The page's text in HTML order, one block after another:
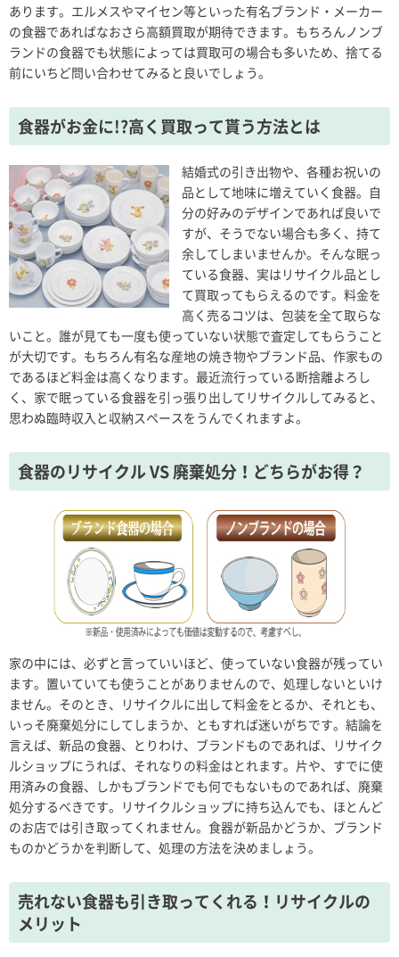
あります。エルメスやマイセン等といった有名ブランド・メーカー
の食器であればなおさら高額買取が期待できます。もちろんノンブ
ランドの食器でも状態によっては買取可の場合も多いため、捨てる
前にいちど問い合わせてみると良いでしょう。
食器がお金に!?高く買取って貰う方法とは
結婚式の引き出物や、各種お祝いの
品として地味に増えていく食器。自
分の好みのデザインであれば良いで
すが、そうでない場合も多く、持て
余してしまいませんか。そんな眠っ
ている食器、実はリサイクル品とし
て買取ってもらえるのです。料金を
高く売るコツは、包装を全て取らな
いこと。誰が見ても一度も使っていない状態で査定してもらうこと
が大切です。もちろん有名な産地の焼き物やブランド品、作家もの
であるほど料金は高くなります。最近流行っている断捨離よろし
く、家で眠っている食器を引っ張り出してリサイクルしてみると、
思わぬ臨時収入と収納スペースをうんでくれますよ。
食器のリサイクル VS 廃棄処分！どちらがお得？
家の中には、必ずと言っていいほど、使っていない食器が残ってい
ます。置いていても使うことがありませんので、処理しないといけ
ません。そのとき、リサイクルに出して料金をとるか、それとも、
いっそ廃棄処分にしてしまうか、ともすれば迷いがちです。結論を
言えば、新品の食器、とりわけ、ブランドものであれば、リサイク
ルショップにうれば、それなりの料金はとれます。片や、すでに使
用済みの食器、しかもブランドでも何でもないものであれば、廃棄
処分するべきです。リサイクルショップに持ち込んでも、ほとんど
のお店では引き取ってくれません。食器が新品かどうか、ブランド
ものかどうかを判断して、処理の方法を決めましょう。
売れない食器も引き取ってくれる！リサイクルの
メリット